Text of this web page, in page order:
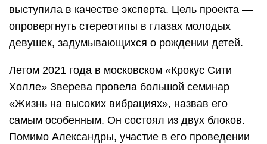
выступила в качестве эксперта. Цель проекта —
опровергнуть стереотипы в глазах молодых
девушек, задумывающихся о рождении детей.
Летом 2021 года в московском «Крокус Сити
Холле» Зверева провела большой семинар
«Жизнь на высоких вибрациях», назвав его
самым особенным. Он состоял из двух блоков.
Помимо Александры, участие в его проведении